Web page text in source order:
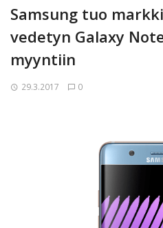
Samsung tuo
vedetyn Galaxy
myyntiin
29.3.2017 0